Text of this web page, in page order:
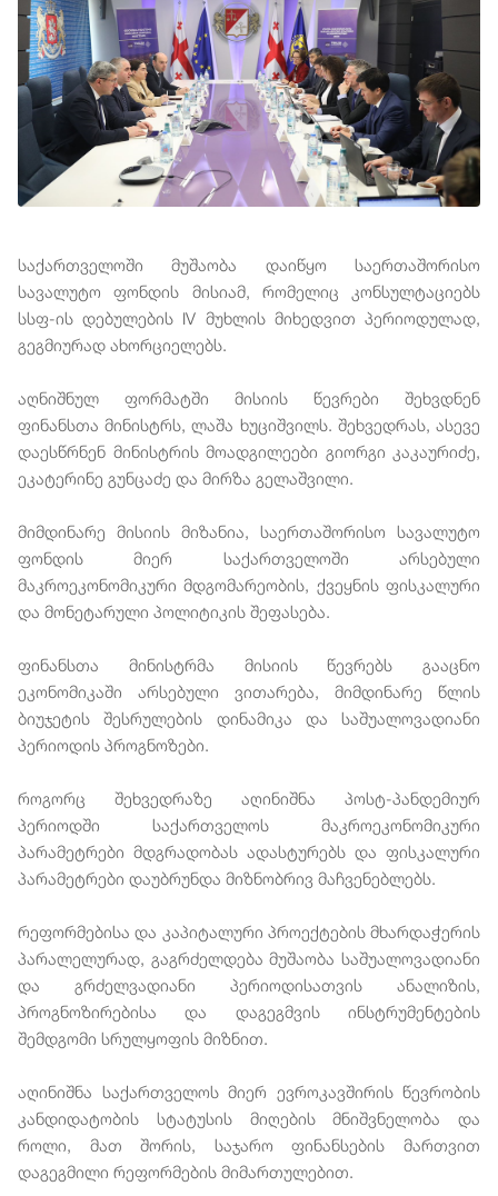
საქართველოში მუშაობა დაიწყო საერთაშორისო
სავალუტო ფონდის მისიამ, რომელიც კონსულტაციებს
სსფ-ის დებულების IV მუხლის მიხედვით პერიოდულად,
გეგმიურად ახორციელებს.
აღნიშნულ ფორმატში მისიის წევრები შეხვდნენ
ფინანსთა მინისტრს, ლაშა ხუციშვილს. შეხვედრას, ასევე
დაესწრნენ მინისტრის მოადგილეები გიორგი კაკაურიძე,
ეკატერინე გუნცაძე და მირზა გელაშვილი.
მიმდინარე მისიის მიზანია, საერთაშორისო სავალუტო
ფონდის მიერ საქართველოში არსებული
მაკროეკონომიკური მდგომარეობის, ქვეყნის ფისკალური
და მონეტარული პოლიტიკის შეფასება.
ფინანსთა მინისტრმა მისიის წევრებს გააცნო
ეკონომიკაში არსებული ვითარება, მიმდინარე წლის
ბიუჯეტის შესრულების დინამიკა და საშუალოვადიანი
პერიოდის პროგნოზები.
როგორც შეხვედრაზე აღინიშნა პოსტ-პანდემიურ
პერიოდში საქართველოს მაკროეკონომიკური
პარამეტრები მდგრადობას ადასტურებს და ფისკალური
პარამეტრები დაუბრუნდა მიზნობრივ მაჩვენებლებს.
რეფორმებისა და კაპიტალური პროექტების მხარდაჭერის
პარალელურად, გაგრძელდება მუშაობა საშუალოვადიანი
და გრძელვადიანი პერიოდისათვის ანალიზის,
პროგნოზირებისა და დაგეგმვის ინსტრუმენტების
შემდგომი სრულყოფის მიზნით.
აღინიშნა საქართველოს მიერ ევროკავშირის წევრობის
კანდიდატობის სტატუსის მიღების მნიშვნელობა და
როლი, მათ შორის, საჯარო ფინანსების მართვით
დაგეგმილი რეფორმების მიმართულებით.